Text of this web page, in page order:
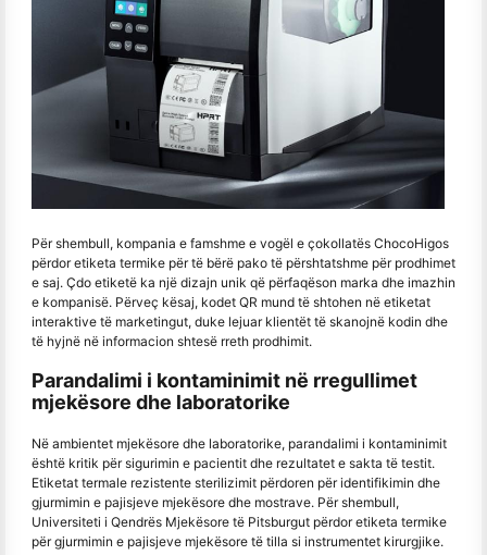
Për shembull, kompania e famshme e vogël e çokollatës ChocoHigos
përdor etiketa termike për të bërë pako të përshtatshme për prodhimet
e saj. Çdo etiketë ka një dizajn unik që përfaqëson marka dhe imazhin
e kompanisë. Përveç kësaj, kodet QR mund të shtohen në etiketat
interaktive të marketingut, duke lejuar klientët të skanojnë kodin dhe
të hyjnë në informacion shtesë rreth prodhimit.
Parandalimi i kontaminimit në rregullimet
mjekësore dhe laboratorike
Në ambientet mjekësore dhe laboratorike, parandalimi i kontaminimit
është kritik për sigurimin e pacientit dhe rezultatet e sakta të testit.
Etiketat termale rezistente sterilizimit përdoren për identifikimin dhe
gjurmimin e pajisjeve mjekësore dhe mostrave. Për shembull,
Universiteti i Qendrës Mjekësore të Pitsburgut përdor etiketa termike
për gjurmimin e pajisjeve mjekësore të tilla si instrumentet kirurgjike.